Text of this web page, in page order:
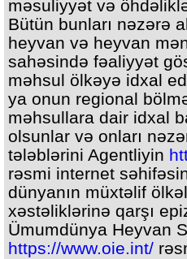
məsuliyyət və
Bütün bunları nəzərə
heyvan və heyvan
sahəsində fəaliyyət
məhsul ölkəyə idxal
ya onun regional
məhsullara dair idxal
olsunlar və onları
tələblərini Agentliyin
rəsmi internet
dünyanın müxtəlif
xəstəliklərinə qarşı
Ümumdünya Heyvan
https://www.oie.int/